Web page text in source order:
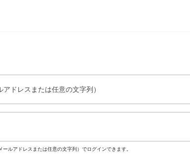
アドレスまたは任意の文字列）
ールアドレスまたは任意の文字列）でログインできます。